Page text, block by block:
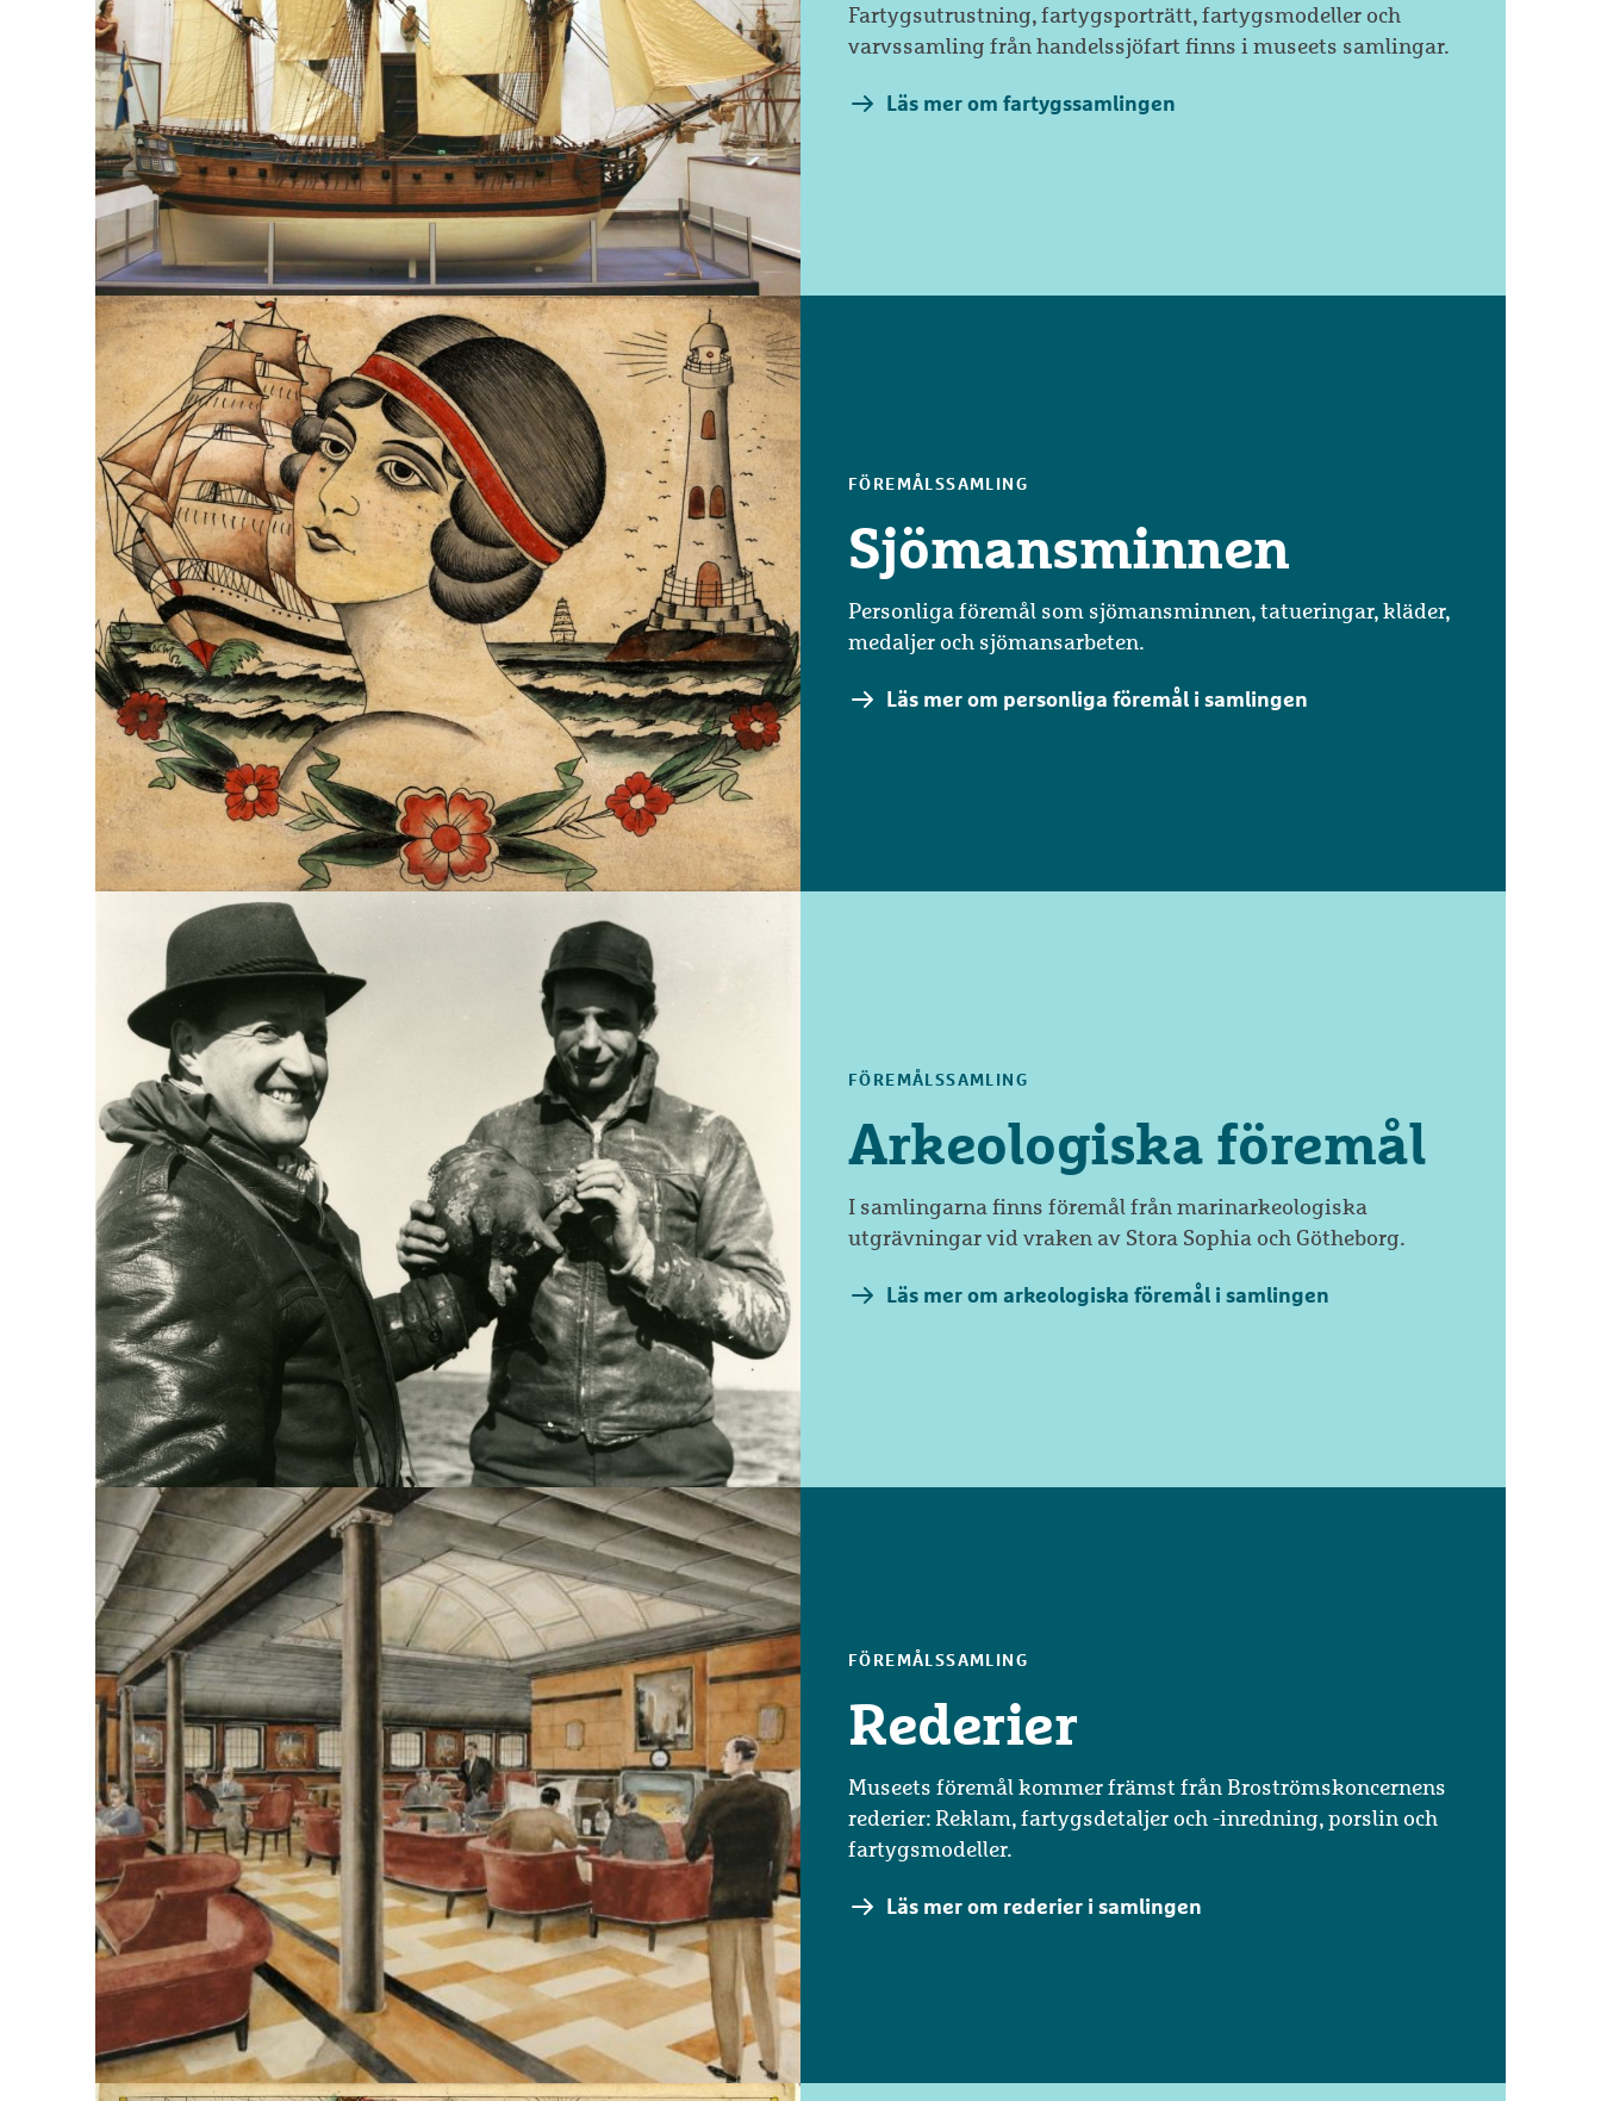
Fartygsutrustning, fartygsporträtt, fartygsmodeller och
varvssamling från handelssjöfart finns i museets samlingar.
Läs mer om fartygssamlingen
FÖREMÅLSSAMLING
Sjömansminnen
Personliga föremål som sjömansminnen, tatueringar, kläder,
medaljer och sjömansarbeten.
Läs mer om personliga föremål i samlingen
FÖREMÅLSSAMLING
Arkeologiska föremål
I samlingarna finns föremål från marinarkeologiska
utgrävningar vid vraken av Stora Sophia och Götheborg.
Läs mer om arkeologiska föremål i samlingen
FÖREMÅLSSAMLING
Rederier
Museets föremål kommer främst från Broströmskoncernens
rederier: Reklam, fartygsdetaljer och -inredning, porslin och
fartygsmodeller.
Läs mer om rederier i samlingen